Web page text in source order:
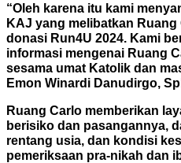
“Oleh karena itu kami
KAJ yang melibatkan
donasi Run4U 2024. Kami
informasi mengenai Ruang
sesama umat Katolik dan
Emon Winardi Danudirgo,
Ruang Carlo memberikan
berisiko dan pasangannya,
rentang usia, dan kondisi
pemeriksaan pra-nikah dan